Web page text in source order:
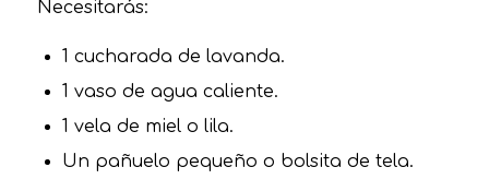
Necesitarás:
1 cucharada de lavanda.
1 vaso de agua caliente.
1 vela de miel o lila.
Un pañuelo pequeño o bolsita de tela.